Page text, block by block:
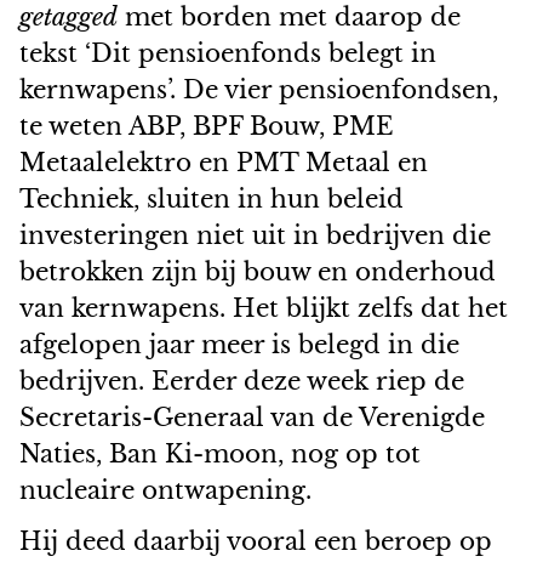
getagged met borden met daarop de
tekst ‘Dit pensioenfonds belegt in
kernwapens’. De vier pensioenfondsen,
te weten ABP, BPF Bouw, PME
Metaalelektro en PMT Metaal en
Techniek, sluiten in hun beleid
investeringen niet uit in bedrijven die
betrokken zijn bij bouw en onderhoud
van kernwapens. Het blijkt zelfs dat het
afgelopen jaar meer is belegd in die
bedrijven. Eerder deze week riep de
Secretaris-Generaal van de Verenigde
Naties, Ban Ki-moon, nog op tot
nucleaire ontwapening.
Hij deed daarbij vooral een beroep op